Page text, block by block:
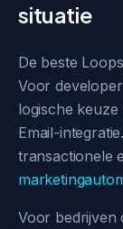
situatie
De beste
Voor
logische
Email-
transactionele
Voor bedrijven